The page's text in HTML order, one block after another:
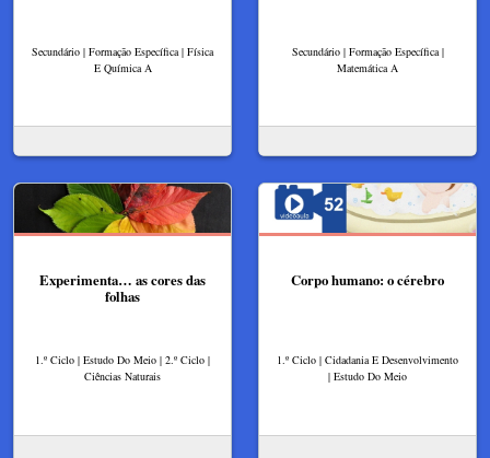
Secundário | Formação Específica | Física
E Química A
Secundário | Formação Específica |
Matemática A
Experimenta… as cores das
folhas
1.º Ciclo | Estudo Do Meio | 2.º Ciclo |
Ciências Naturais
Corpo humano: o cérebro
1.º Ciclo | Cidadania E Desenvolvimento
| Estudo Do Meio